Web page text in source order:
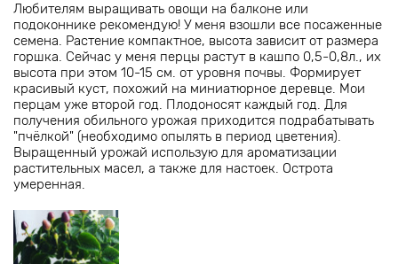
Любителям выращивать овощи на балконе или
подоконнике рекомендую! У меня взошли все посаженные
семена. Растение компактное, высота зависит от размера
горшка. Сейчас у меня перцы растут в кашпо 0,5-0,8л., их
высота при этом 10-15 см. от уровня почвы. Формирует
красивый куст, похожий на миниатюрное деревце. Мои
перцам уже второй год. Плодоносят каждый год. Для
получения обильного урожая приходится подрабатывать
"пчёлкой" (необходимо опылять в период цветения).
Выращенный урожай использую для ароматизации
растительных масел, а также для настоек. Острота
умеренная.